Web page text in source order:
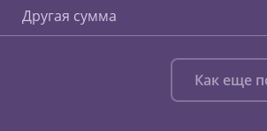
Другая сумма
Как еще